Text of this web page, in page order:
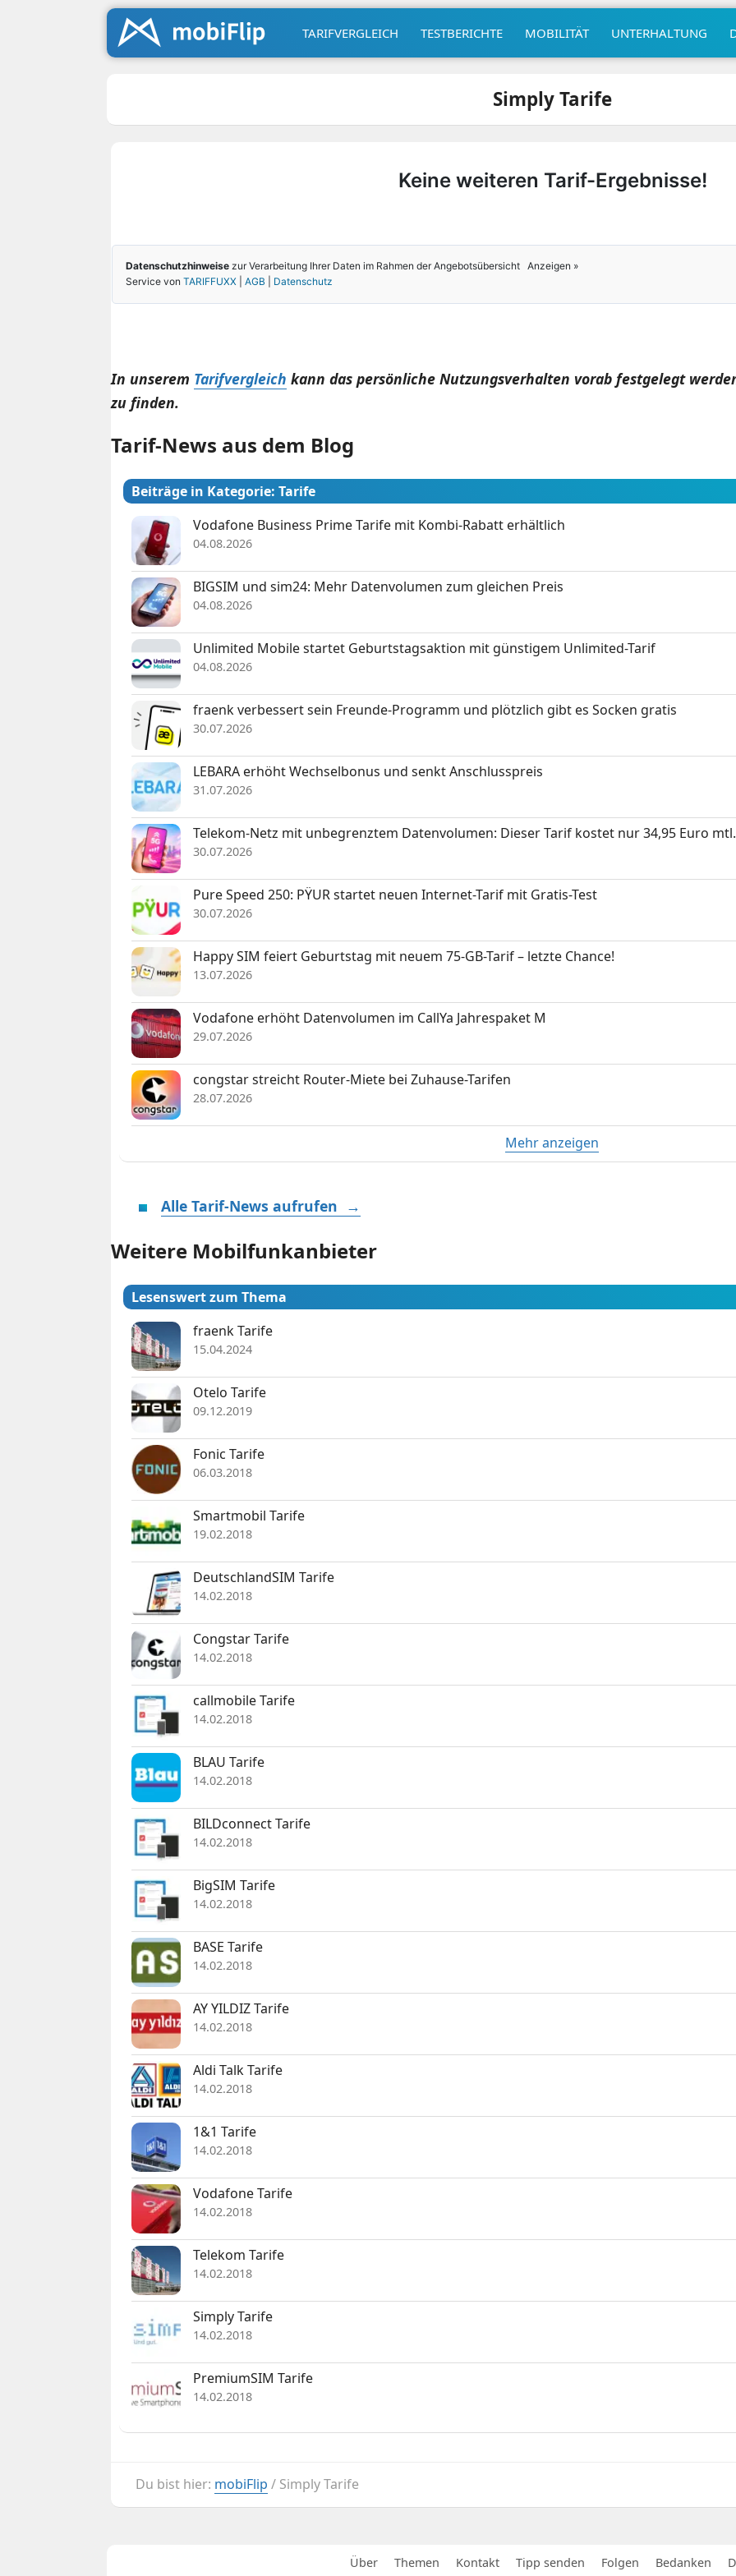
TARIFVERGLEICH TESTBERICHTE MOBILITÄT UNTERHALTUNG
Simply Tarife
In unserem Tarifvergleich kann das persönliche Nutzungsverhalten vorab festgelegt
zu finden.
Tarif-News aus dem Blog
Beiträge in Kategorie: Tarife
Vodafone Business Prime Tarife mit Kombi-Rabatt erhältlich
04.08.2026
BIGSIM und sim24: Mehr Datenvolumen zum gleichen Preis
04.08.2026
Unlimited Mobile startet Geburtstagsaktion mit günstigem Unlimited-Tarif
04.08.2026
fraenk verbessert sein Freunde-Programm und plötzlich gibt es Socken gratis
30.07.2026
LEBARA erhöht Wechselbonus und senkt Anschlusspreis
31.07.2026
Telekom-Netz mit unbegrenztem Datenvolumen: Dieser Tarif kostet nur 34,95 Euro mtl.
30.07.2026
Pure Speed 250: PŸUR startet neuen Internet-Tarif mit Gratis-Test
30.07.2026
Happy SIM feiert Geburtstag mit neuem 75-GB-Tarif – letzte Chance!
13.07.2026
Vodafone erhöht Datenvolumen im CallYa Jahrespaket M
29.07.2026
congstar streicht Router-Miete bei Zuhause-Tarifen
28.07.2026
Mehr anzeigen
Alle Tarif-News aufrufen →
Weitere Mobilfunkanbieter
Lesenswert zum Thema
fraenk Tarife
15.04.2024
Otelo Tarife
09.12.2019
Fonic Tarife
06.03.2018
Smartmobil Tarife
19.02.2018
DeutschlandSIM Tarife
14.02.2018
Congstar Tarife
14.02.2018
callmobile Tarife
14.02.2018
BLAU Tarife
14.02.2018
BILDconnect Tarife
14.02.2018
BigSIM Tarife
14.02.2018
BASE Tarife
14.02.2018
AY YILDIZ Tarife
14.02.2018
Aldi Talk Tarife
14.02.2018
1&1 Tarife
14.02.2018
Vodafone Tarife
14.02.2018
Telekom Tarife
14.02.2018
Simply Tarife
14.02.2018
PremiumSIM Tarife
14.02.2018
Du bist hier: mobiFlip / Simply Tarife
Über Themen Kontakt Tipp senden Folgen Bedanken